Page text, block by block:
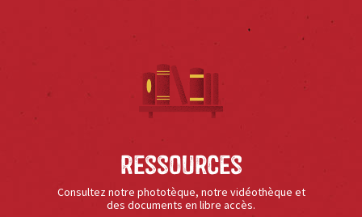
Ressources
Consultez notre phototèque, notre vidéothèque et
des documents en libre accès.